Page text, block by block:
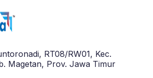
RT08/RW01, Kec.
Magetan, Prov. Jawa Timur